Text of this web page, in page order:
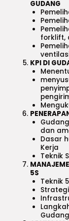
GUDANG
forklift,
KPI DI
dan
Dasar
Kerja
Teknik
5S
Teknik
Gudang